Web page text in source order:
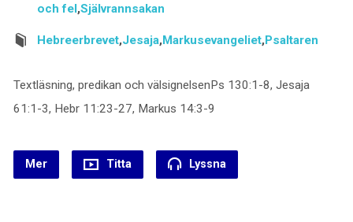
och fel,Självrannsakan
Hebreerbrevet,Jesaja,Markusevangeliet,Psaltaren
Textläsning, predikan och välsignelsenPs 130:1-8, Jesaja
61:1-3, Hebr 11:23-27, Markus 14:3-9
Mer Titta Lyssna